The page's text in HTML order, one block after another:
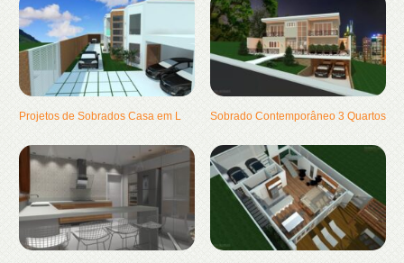
Projetos de Sobrados Casa em L Sobrado Contemporâneo 3 Quartos